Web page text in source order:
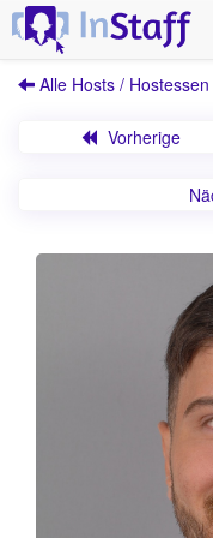
Alle Hosts /
Vorherige